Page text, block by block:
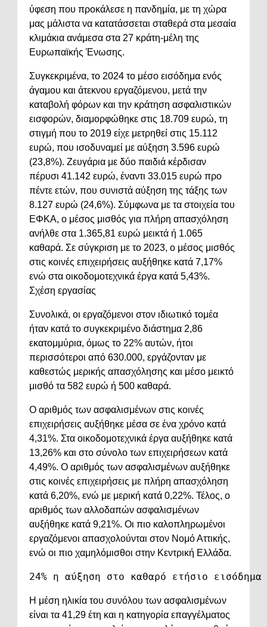
ύφεση που προκάλεσε η πανδημία, με τη χώρα
μας μάλιστα να κατατάσσεται σταθερά στα μεσαία
κλιμάκια ανάμεσα στα 27 κράτη-μέλη της
Ευρωπαϊκής Ένωσης.
Συγκεκριμένα, το 2024 το μέσο εισόδημα ενός
άγαμου και άτεκνου εργαζόμενου, μετά την
καταβολή φόρων και την κράτηση ασφαλιστικών
εισφορών, διαμορφώθηκε στις 18.709 ευρώ, τη
στιγμή που το 2019 είχε μετρηθεί στις 15.112
ευρώ, που ισοδυναμεί με αύξηση 3.596 ευρώ
(23,8%). Ζευγάρια με δύο παιδιά κέρδισαν
πέρυσι 41.142 ευρώ, έναντι 33.015 ευρώ προ
πέντε ετών, που συνιστά αύξηση της τάξης των
8.127 ευρώ (24,6%). Σύμφωνα με τα στοιχεία του
ΕΦΚΑ, ο μέσος μισθός για πλήρη απασχόληση
ανήλθε στα 1.365,81 ευρώ μεικτά ή 1.065
καθαρά. Σε σύγκριση με το 2023, ο μέσος μισθός
στις κοινές επιχειρήσεις αυξήθηκε κατά 7,17%
ενώ στα οικοδομοτεχνικά έργα κατά 5,43%.
Σχέση εργασίας
Συνολικά, οι εργαζόμενοι στον ιδιωτικό τομέα
ήταν κατά το συγκεκριμένο διάστημα 2,86
εκατομμύρια, όμως το 22% αυτών, ήτοι
περισσότεροι από 630.000, εργάζονταν με
καθεστώς μερικής απασχόλησης και μέσο μεικτό
μισθό τα 582 ευρώ ή 500 καθαρά.
Ο αριθμός των ασφαλισμένων στις κοινές
επιχειρήσεις αυξήθηκε μέσα σε ένα χρόνο κατά
4,31%. Στα οικοδομοτεχνικά έργα αυξήθηκε κατά
13,26% και στο σύνολο των επιχειρήσεων κατά
4,49%. Ο αριθμός των ασφαλισμένων αυξήθηκε
στις κοινές επιχειρήσεις με πλήρη απασχόληση
κατά 6,20%, ενώ με μερική κατά 0,22%. Τέλος, ο
αριθμός των αλλοδαπών ασφαλισμένων
αυξήθηκε κατά 9,21%. Οι πιο καλοπληρωμένοι
εργαζόμενοι απασχολούνται στον Νομό Αττικής,
ενώ οι πιο χαμηλόμισθοι στην Κεντρική Ελλάδα.
24% η αύξηση στο καθαρό ετήσιο
Η μέση ηλικία του συνόλου των ασφαλισμένων
είναι τα 41,29 έτη και η κατηγορία επαγγέλματος